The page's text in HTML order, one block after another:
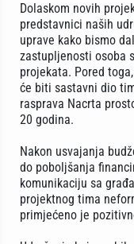
Dolaskom novih
predstavnici naših
uprave kako bismo
zastupljenosti osoba
projekata. Pored
će biti sastavni dio
rasprava Nacrta
20 godina.
Nakon usvajanja
do poboljšanja
komunikaciju sa
projektnog tima
primjećeno je